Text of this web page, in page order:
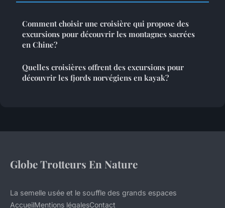
Comment choisir une croisière qui propose des
excursions pour découvrir les montagnes sacrées
en Chine?
Quelles croisières offrent des excursions pour
découvrir les fjords norvégiens en kayak?
Globe Trotteurs En Nature
La semelle usée et le souffle des grands espaces
AccueilMentions légalesContact